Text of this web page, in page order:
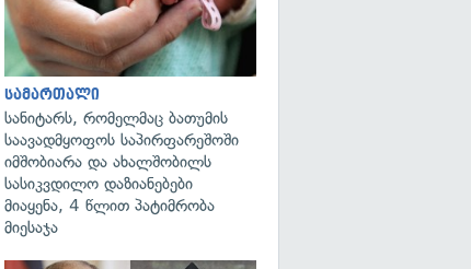
გადახედვა
სამართალი
სანიტარს, რომელმაც ბათუმის
საავადმყოფოს საპირფარეშოში
იმშობიარა და ახალშობილს
სასიკვდილო დაზიანებები
მიაყენა, 4 წლით პატიმრობა
მიესაჯა